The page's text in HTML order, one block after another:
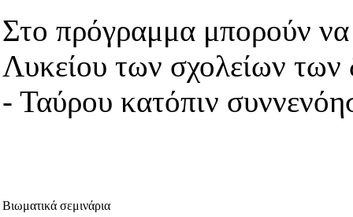
Στο πρόγραμμα μπορούν να
Λυκείου των σχολείων
- Ταύρου κατόπιν
Βιωματικά σεμινάρια